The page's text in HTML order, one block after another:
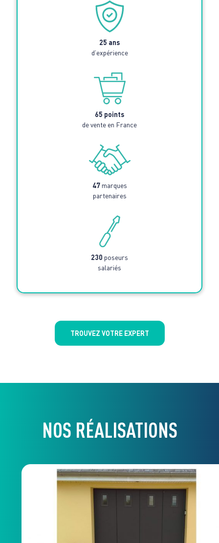
25 ans
d’expérience
65 points
de vente en France
47marques
partenaires
230 poseurs
salariés
TROUVEZ VOTRE EXPERT
NOS RÉALISATIONS